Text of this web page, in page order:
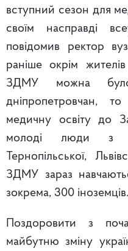
вступний сезон для
своїм насправді
повідомив ректор
раніше окрім
ЗДМУ можна було
дніпропетровчан,
медичну освіту до
молоді люди з
Тернопільської,
ЗДМУ зараз
зокрема, 300 іноземців.
Поздоровити з
майбутню зміну